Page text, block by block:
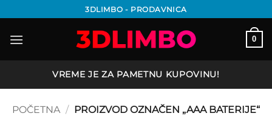
na
sadržaj
3DLIMBO - PRODAVNICA
0
VREME JE ZA PAMETNU KUPOVINU!
POČETNA / PROIZVOD OZNAČEN „AAA BATERIJE“